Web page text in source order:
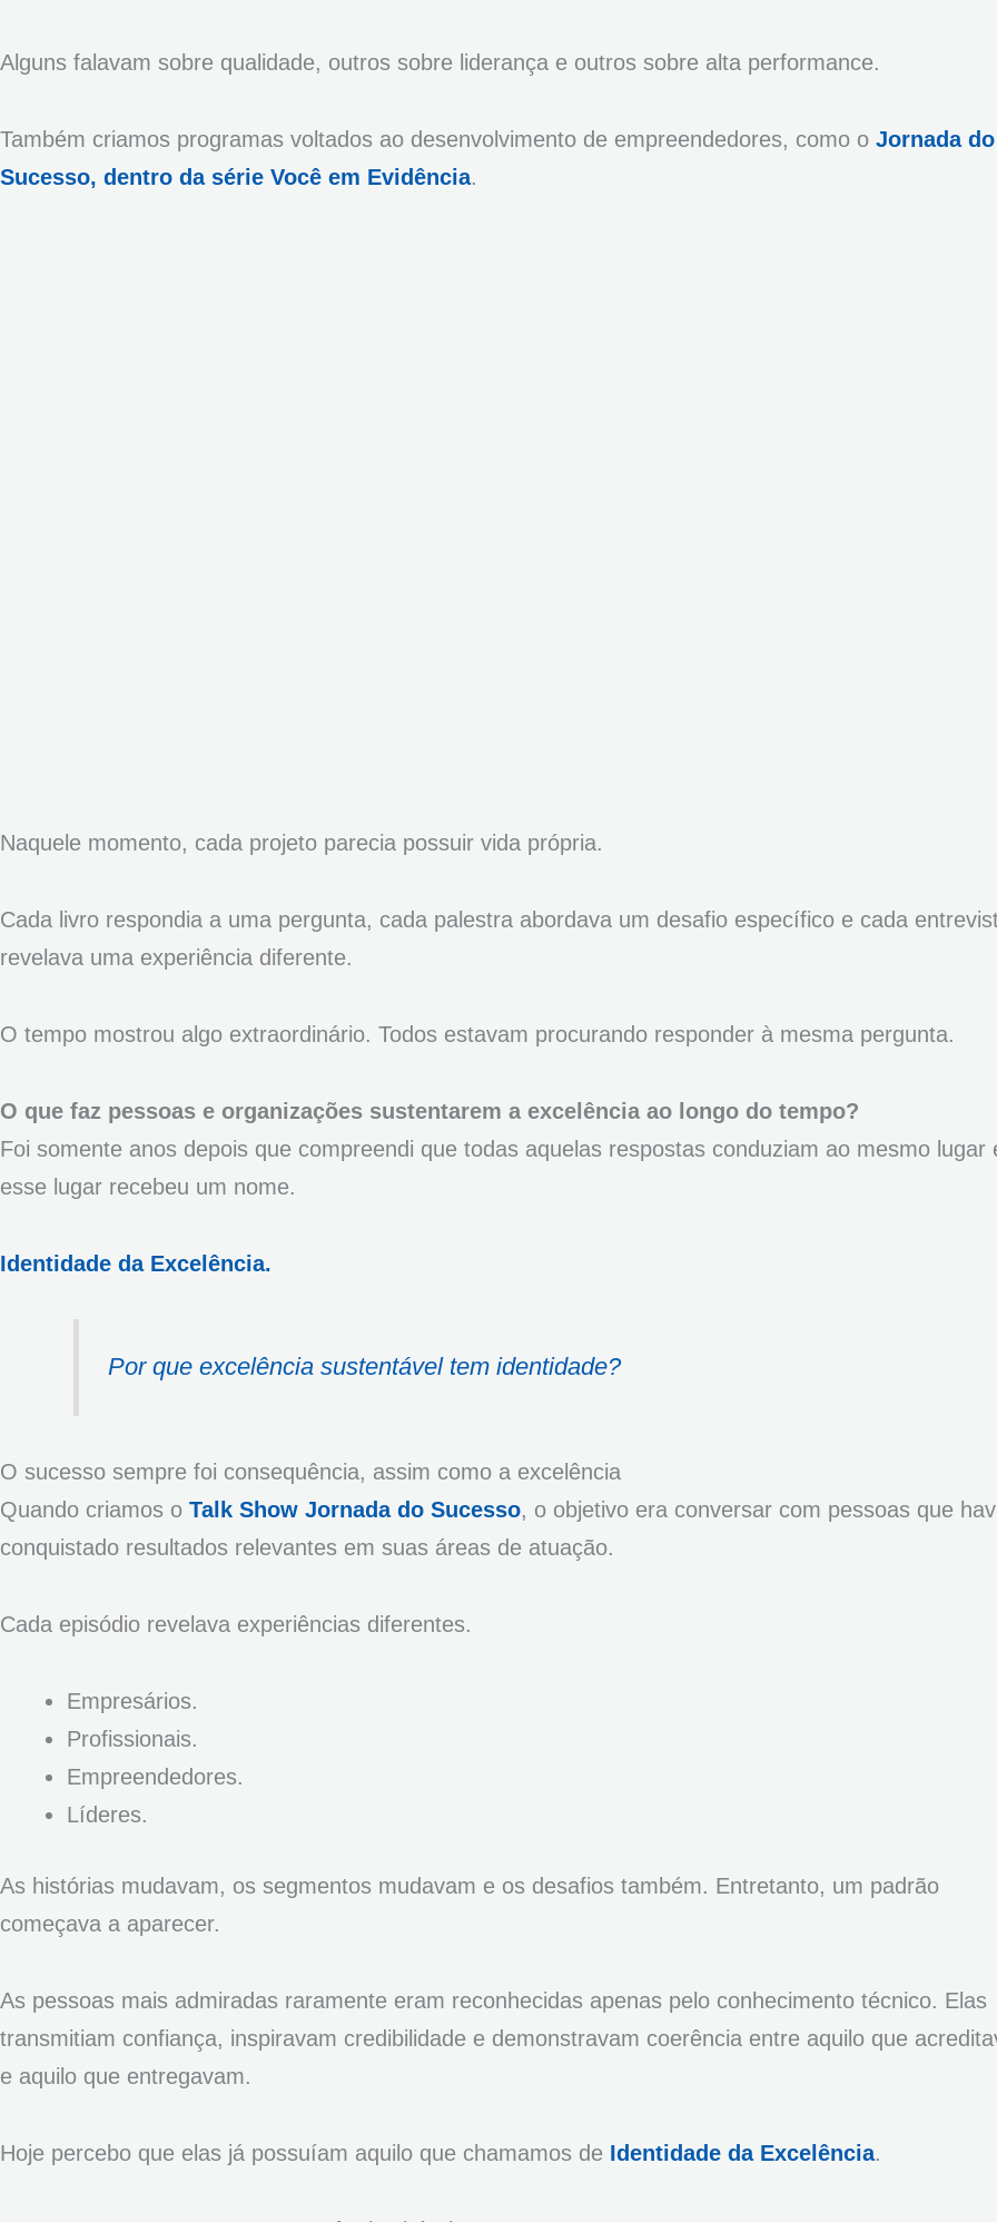
Alguns falavam sobre qualidade, outros sobre liderança e outros sobre alta performance.
Também criamos programas voltados ao desenvolvimento de empreendedores, como o Jornada do
Sucesso, dentro da série Você em Evidência.
Naquele momento, cada projeto parecia possuir vida própria.
Cada livro respondia a uma pergunta, cada palestra abordava um desafio específico e cada
revelava uma experiência diferente.
O tempo mostrou algo extraordinário. Todos estavam procurando responder à mesma pergunta.
O que faz pessoas e organizações sustentarem a excelência ao longo do tempo?
Foi somente anos depois que compreendi que todas aquelas respostas conduziam ao mesmo lugar
esse lugar recebeu um nome.
Identidade da Excelência.
Por que excelência sustentável tem identidade?
O sucesso sempre foi consequência, assim como a excelência
Quando criamos o Talk Show Jornada do Sucesso, o objetivo era conversar com pessoas que
conquistado resultados relevantes em suas áreas de atuação.
Cada episódio revelava experiências diferentes.
Empresários.
Profissionais.
Empreendedores.
Líderes.
As histórias mudavam, os segmentos mudavam e os desafios também. Entretanto, um padrão
começava a aparecer.
As pessoas mais admiradas raramente eram reconhecidas apenas pelo conhecimento técnico. Elas
transmitiam confiança, inspiravam credibilidade e demonstravam coerência entre aquilo que
e aquilo que entregavam.
Hoje percebo que elas já possuíam aquilo que chamamos de Identidade da Excelência.